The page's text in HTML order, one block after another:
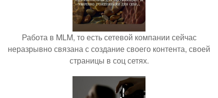
Работа в MLM, то есть сетевой компании сейчас
неразрывно связана с создание своего контента, своей
страницы в соц сетях.